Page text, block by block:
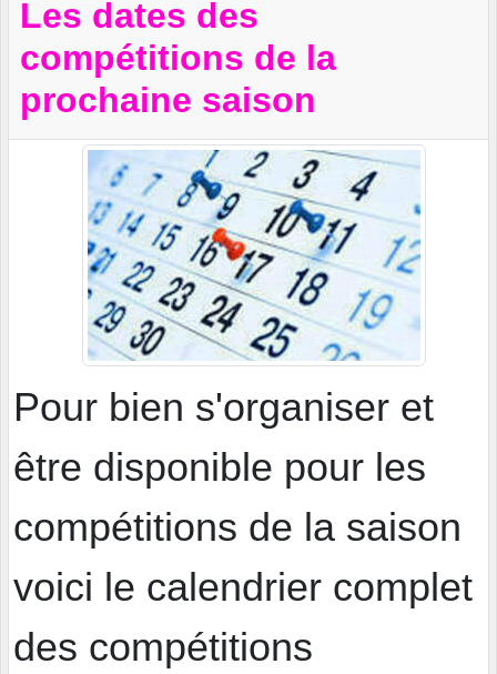
Les dates des
compétitions de la
prochaine saison
Pour bien s'organiser et
être disponible pour les
compétitions de la saison
voici le calendrier complet
des compétitions